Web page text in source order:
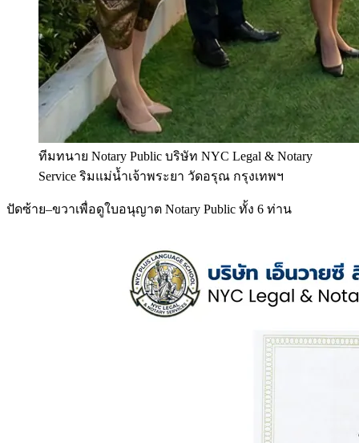
ทีมทนาย Notary Public บริษัท NYC Legal & Notary
Service ริมแม่น้ำเจ้าพระยา วัดอรุณ กรุงเทพฯ
ปัดซ้าย–ขวาเพื่อดูใบอนุญาต Notary Public ทั้ง 6 ท่าน